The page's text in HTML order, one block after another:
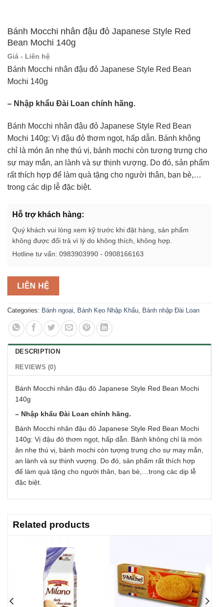
Bánh Mocchi nhân đậu đỏ Japanese Style Red
Bean Mochi 140g
Giá - Liên hệ
Bánh Mocchi nhân đậu đỏ Japanese Style Red Bean
Mochi 140g
– Nhập khẩu Đài Loan chính hãng.
Bánh Mocchi nhân đậu đỏ Japanese Style Red Bean
Mochi 140g: Vị đậu đỏ thơm ngọt, hấp dẫn. Bánh không
chỉ là món ăn nhẹ thú vị, bánh mochi còn tượng trưng cho
sự may mắn, an lành và sự thịnh vượng. Do đó, sản phẩm
rất thích hợp để làm quà tặng cho người thân, bạn bè,…
trong các dịp lễ đặc biệt.
Hỗ trợ khách hàng:
Quý khách vui lòng xem kỹ trước khi đặt hàng, sản phẩm
không được đổi trả vì lý do không thích, không hợp.
Hotline tư vấn: 0983903990 - 0908166163
LIÊN HỆ
Categories: Bánh ngoại, Bánh Kẹo Nhập Khẩu, Bánh nhập Đài Loan
DESCRIPTION
REVIEWS (0)
Bánh Mocchi nhân đậu đỏ Japanese Style Red Bean Mochi
140g
– Nhập khẩu Đài Loan chính hãng.
Bánh Mocchi nhân đậu đỏ Japanese Style Red Bean Mochi
140g: Vị đậu đỏ thơm ngọt, hấp dẫn. Bánh không chỉ là món
ăn nhẹ thú vị, bánh mochi còn tượng trưng cho sự may mắn,
an lành và sự thịnh vượng. Do đó, sản phẩm rất thích hợp
để làm quà tặng cho người thân, bạn bè,…trong các dịp lễ
đặc biệt.
Related products